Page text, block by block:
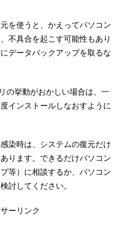
を使うと、かえってパソコン
不具合を起こす可能性もあり
データバックアップを取るな
の挙動がおかしい場合は、一
インストールしなおすように
染時は、システムの復元だけ
ります。できるだけパソコン
等）に相談するか、パソコン
討してください。
ーリンク